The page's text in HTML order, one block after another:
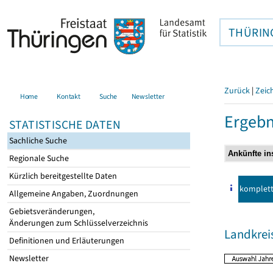
Home Kontakt Suche Newsletter
STATISTISCHE DATEN
Sachliche Suche
Regionale Suche
Kürzlich bereitgestellte Daten
Allgemeine Angaben, Zuordnungen
Gebietsveränderungen,
Änderungen zum Schlüsselverzeichnis
Definitionen und Erläuterungen
Newsletter
Zurück |
komplett